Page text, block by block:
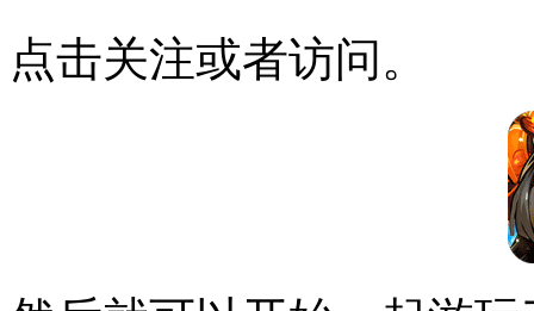
点击关注或者访问。